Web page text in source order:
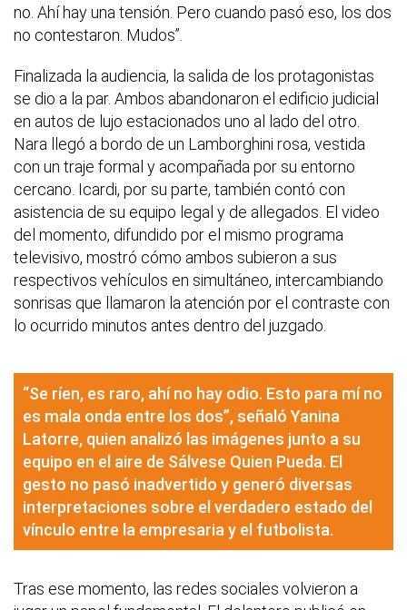
no. Ahí hay una tensión. Pero cuando pasó eso, los dos
no contestaron. Mudos”.
Finalizada la audiencia, la salida de los protagonistas
se dio a la par. Ambos abandonaron el edificio judicial
en autos de lujo estacionados uno al lado del otro.
Nara llegó a bordo de un Lamborghini rosa, vestida
con un traje formal y acompañada por su entorno
cercano. Icardi, por su parte, también contó con
asistencia de su equipo legal y de allegados. El video
del momento, difundido por el mismo programa
televisivo, mostró cómo ambos subieron a sus
respectivos vehículos en simultáneo, intercambiando
sonrisas que llamaron la atención por el contraste con
lo ocurrido minutos antes dentro del juzgado.
“Se ríen, es raro, ahí no hay odio. Esto para mí no
es mala onda entre los dos”, señaló Yanina
Latorre, quien analizó las imágenes junto a su
equipo en el aire de Sálvese Quien Pueda. El
gesto no pasó inadvertido y generó diversas
interpretaciones sobre el verdadero estado del
vínculo entre la empresaria y el futbolista.
Tras ese momento, las redes sociales volvieron a